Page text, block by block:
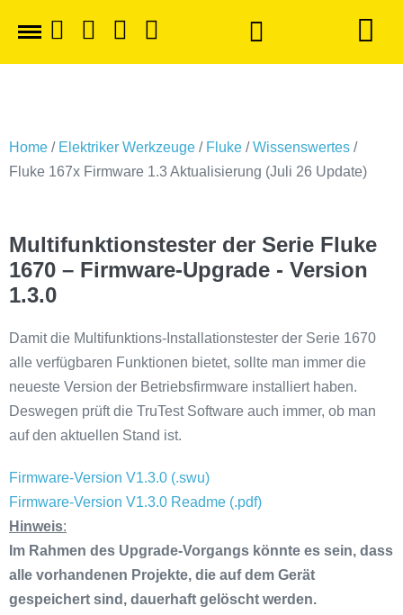
Home / Elektriker Werkzeuge / Fluke /Wissenswertes /
Fluke 167x Firmware 1.3 Aktualisierung (Juli 26 Update)
Multifunktionstester der Serie Fluke
1670 – Firmware-Upgrade - Version
1.3.0
Damit die Multifunktions-Installationstester der Serie 1670
alle verfügbaren Funktionen bietet, sollte man immer die
neueste Version der Betriebsfirmware installiert haben.
Deswegen prüft die TruTest Software auch immer, ob man
auf den aktuellen Stand ist.
Firmware-Version V1.3.0 (.swu)
Firmware-Version V1.3.0 Readme (.pdf)
Hinweis:
Im Rahmen des Upgrade-Vorgangs könnte es sein, dass
alle vorhandenen Projekte, die auf dem Gerät
gespeichert sind, dauerhaft gelöscht werden.